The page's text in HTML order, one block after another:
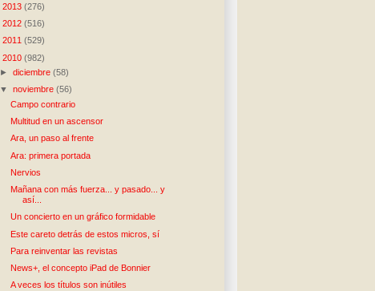
2013 (276)
2012 (516)
2011 (529)
2010 (982)
►diciembre(58)
▼noviembre(56)
Campo contrario
Multitud en un ascensor
Ara, un paso al frente
Ara: primera portada
Nervios
Mañana con más fuerza... y pasado... y
así...
Un concierto en un gráfico formidable
Este careto detrás de estos micros, sí
Para reinventar las revistas
News+, el concepto iPad de Bonnier
A veces los títulos son inútiles